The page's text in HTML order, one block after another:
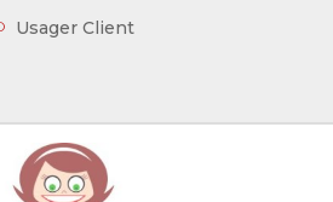
Usager Client